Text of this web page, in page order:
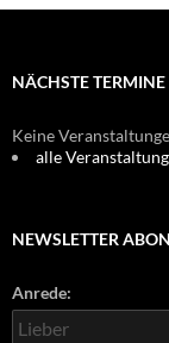
NÄCHSTE TERMINE
Keine
alle
NEWSLETTER
Anrede: